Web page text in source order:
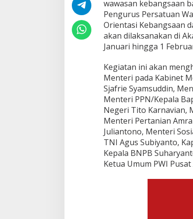
e
l
a
t
i
h
n
M
l
i
e
d
i
A
k
i
wawasan kebangsaan
Pengurus Persatuan
Orientasi Kebangsaan
akan dilaksanakan di
Januari hingga 1
Kegiatan ini akan
Menteri pada Kabinet
Sjafrie Syamsuddin,
Menteri PPN/Kepala
Negeri Tito Karnavian,
Menteri Pertanian
Juliantono, Menteri
TNI Agus Subiyanto,
Kepala BNPB
Ketua Umum PWI
Bukan
Dibawa
Dihentikan
Di Batam,
Kepolisian,
6, 2026